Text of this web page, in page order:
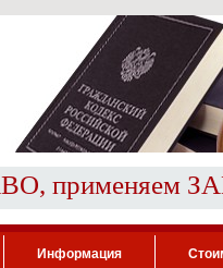
применяем
Информация